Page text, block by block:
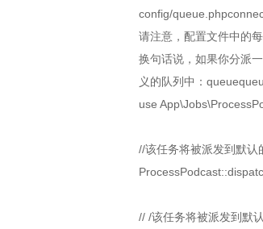
config/
请注意，配置文件中的
换句话说，如果你分派
义的队列中：
use
//该任务将被派发到默认
// /该任务将被派发到默